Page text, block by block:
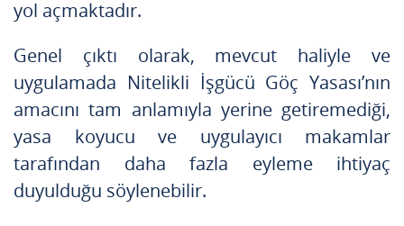
yol açmaktadır.
Genel çıktı olarak, mevcut haliyle ve
uygulamada Nitelikli İşgücü Göç Yasası’nın
amacını tam anlamıyla yerine getiremediği,
yasa koyucu ve uygulayıcı makamlar
tarafından daha fazla eyleme ihtiyaç
duyulduğu söylenebilir.